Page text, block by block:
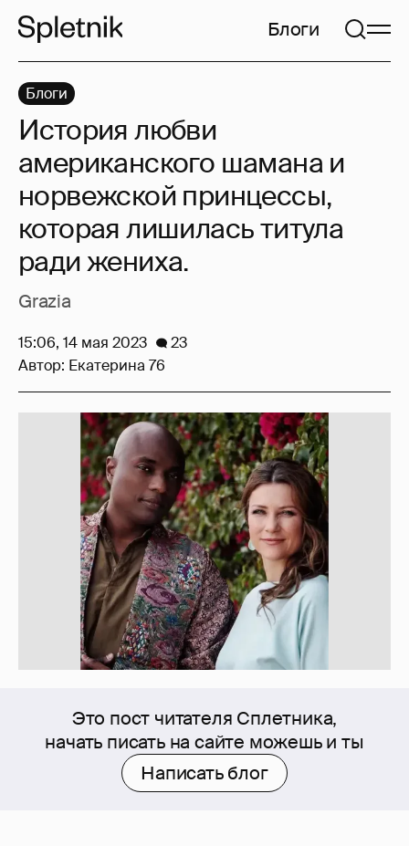
Блоги
Это пост читателя Сплетника,
начать писать на сайте можешь и ты
Написать блог
Блоги
История любви
американского шамана и
норвежской принцессы,
которая лишилась титула
ради жениха.
Grazia
15:06, 14 мая 2023
23
Автор: Екатерина 76